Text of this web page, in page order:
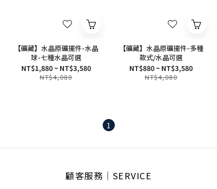
【礦藏】水晶原礦擺件-水晶
球-七種水晶可選
NT$1,880 ~ NT$3,580
NT$4,080
【礦藏】水晶原礦擺件-多種
款式/水晶可選
NT$880 ~ NT$3,580
NT$4,080
1
顧客服務│SERVICE